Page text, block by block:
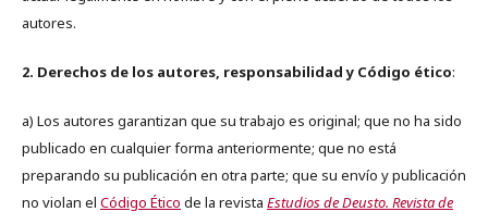
autores.
2. Derechos de los autores, responsabilidad y Código ético:
a) Los autores garantizan que su trabajo es original; que no ha sido
publicado en cualquier forma anteriormente; que no está
preparando su publicación en otra parte; que su envío y publicación
no violan el Código Ético de la revista Estudios de Deusto. Revista de